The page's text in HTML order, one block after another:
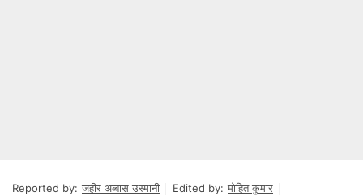
Reported by: जहीर अब्बास उस्मानी Edited by: मोहित कुमार